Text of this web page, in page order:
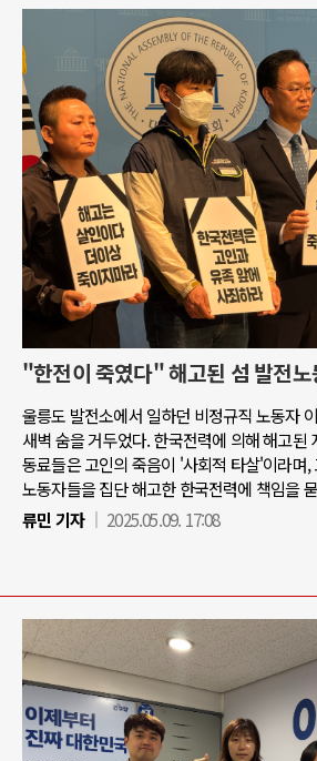
"한전이 죽였다" 해고된 섬 발전노
울릉도 발전소에서 일하던 비정규직 노동자
새벽 숨을 거두었다. 한국전력에 의해 해고된
동료들은 고인의 죽음이 '사회적 타살'이라며,
노동자들을 집단 해고한 한국전력에 책임을
류민 기자
2025.05.09. 17:08